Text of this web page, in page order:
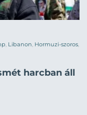
Libanon Hormuzi-szoros
harcban áll